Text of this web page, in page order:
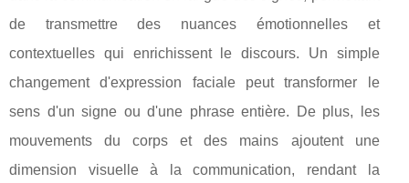
de transmettre des nuances émotionnelles et
contextuelles qui enrichissent le discours. Un simple
changement d'expression faciale peut transformer le
sens d'un signe ou d'une phrase entière. De plus, les
mouvements du corps et des mains ajoutent une
dimension visuelle à la communication, rendant la